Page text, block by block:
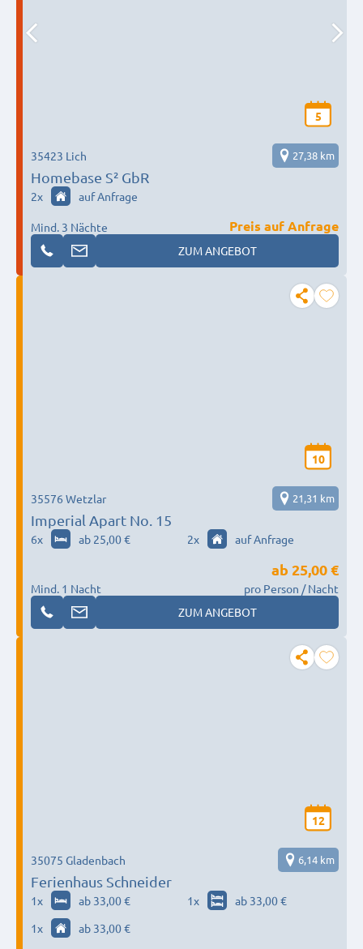
5
Homebase S² GbR
35423 Lich 27,38 km
2x auf Anfrage
Mind. 3 Nächte
Preis auf Anfrage
ZUM ANGEBOT
10
Imperial Apart No. 15
35576 Wetzlar 21,31 km
6x ab 25,00 € 2x auf Anfrage
Mind. 1 Nacht
ab 25,00 €
pro Person / Nacht
ZUM ANGEBOT
12
Ferienhaus Schneider
35075 Gladenbach 6,14 km
1x ab 33,00 € 1x
ab 33,00 €
1x ab 33,00 €